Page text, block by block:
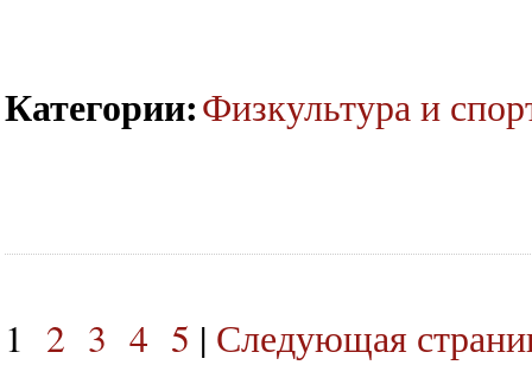
Категории:Физкультура и
1 2 3 4 5 | Следующая